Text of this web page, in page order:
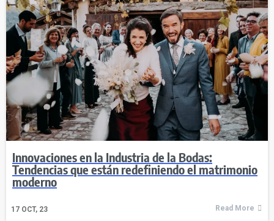
Innovaciones en la Industria de la Bodas:
Tendencias que están redefiniendo el matrimonio
moderno
17 OCT, 23 Read More